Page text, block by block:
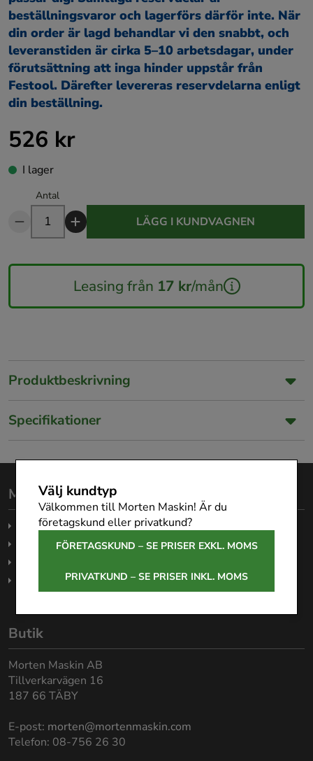
Välj kundtyp
Välkommen till Morten Maskin! Är du
företagskund eller privatkund?
FÖRETAGSKUND – SE PRISER EXKL. MOMS
PRIVATKUND – SE PRISER INKL. MOMS
beställningsvaror och lagerförs därför inte. När
din order är lagd behandlar vi den snabbt, och
leveranstiden är cirka 5–10 arbetsdagar, under
förutsättning att inga hinder uppstår från
Festool. Därefter levereras reservdelarna enligt
din beställning.
Pris:526 kr
526 kr
I lager
Antal
LÄGG I KUNDVAGNEN
Leasing från 17 kr/mån
Produktbeskrivning
Specifikationer
Morten Maskin AB
Köpvillkor
Butik
Morten Maskin AB
Tillverkarvägen 16
187 66 TÄBY
E-post: morten@mortenmaskin.com
Telefon: 08-756 26 30